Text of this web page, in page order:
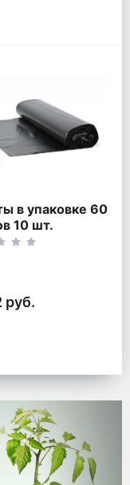
в упаковке 60
10 шт.
руб.